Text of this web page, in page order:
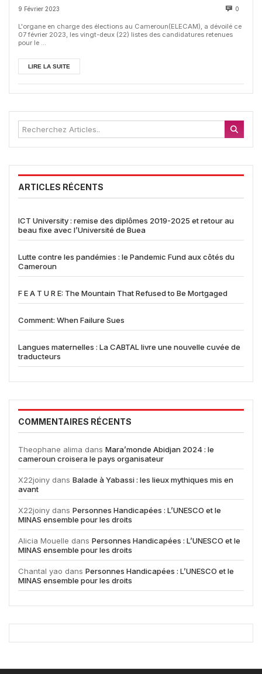
9 Février 2023 0
L'organe en charge des élections au Cameroun(ELECAM), a dévoilé ce
07 février 2023, les vingt-deux (22) listes des candidatures retenues
pour le ...
LIRE LA SUITE
ARTICLES RÉCENTS
ICT University : remise des diplômes 2019-2025 et retour au
beau fixe avec l’Université de Buea
Lutte contre les pandémies : le Pandemic Fund aux côtés du
Cameroun
F E A T U R E: The Mountain That Refused to Be Mortgaged
Comment: When Failure Sues
Langues maternelles : La CABTAL livre une nouvelle cuvée de
traducteurs
COMMENTAIRES RÉCENTS
Theophane alima dans Mara’monde Abidjan 2024 : le
cameroun croisera le pays organisateur
X22joiny dans Balade à Yabassi : les lieux mythiques mis en
avant
X22joiny dans Personnes Handicapées : L’UNESCO et le
MINAS ensemble pour les droits
Alicia Mouelle dans Personnes Handicapées : L’UNESCO et le
MINAS ensemble pour les droits
Chantal yao dans Personnes Handicapées : L’UNESCO et le
MINAS ensemble pour les droits